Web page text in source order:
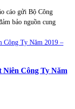
cáo gửi Bộ Công
bảo nguồn cung
Công Ty Năm